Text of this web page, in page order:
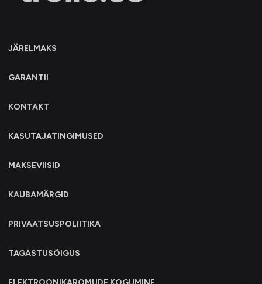
JÄRELMAKS
GARANTII
KONTAKT
KASUTAJATINGIMUSED
MAKSEVIISID
KAUBAMÄRGID
PRIVAATSUSPOLIITIKA
TAGASTUSÕIGUS